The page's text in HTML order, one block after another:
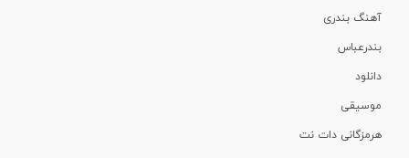
آهنگ بندری
بندرعباس
دانلود
موسیقی
هرمزگانی دات نت